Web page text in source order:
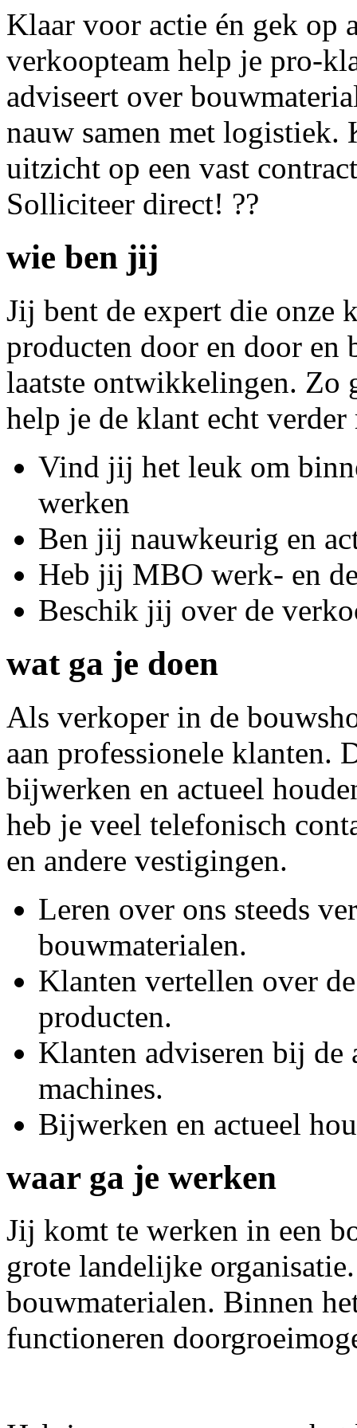
Klaar voor actie én gek op
verkoopteam help je pro-
adviseert over
nauw samen met
uitzicht op een vast
Solliciteer direct! ?️?
wie ben jij
Jij bent de expert die onze
producten door en door en
laatste ontwikkelingen. Zo
help je de klant echt
Vind jij het leuk om
werken
Ben jij nauwkeurig en
Heb jij MBO werk- en
Beschik jij over de
wat ga je doen
Als verkoper in de
aan professionele klanten.
bijwerken en actueel
heb je veel telefonisch
en andere vestigingen.
Leren over ons steeds
bouwmaterialen.
Klanten vertellen over
producten.
Klanten adviseren bij de
machines.
Bijwerken en actueel
waar ga je werken
Jij komt te werken in een
grote landelijke
bouwmaterialen. Binnen
functioneren